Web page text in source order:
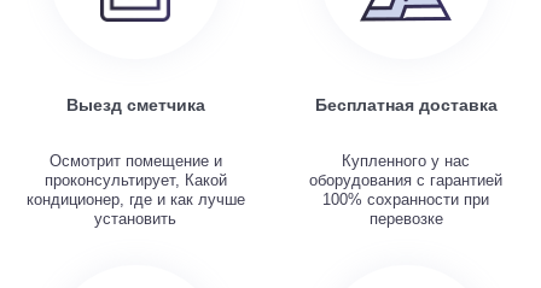
Выезд сметчика
Осмотрит помещение и
проконсультирует, Какой
кондиционер, где и как лучше
установить
Бесплатная доставка
Купленного у нас
оборудования с гарантией
100% сохранности при
перевозке